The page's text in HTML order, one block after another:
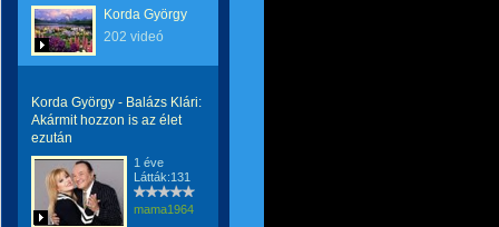
Korda György
202 videó
Korda György - Balázs Klári:
Akármit hozzon is az élet
ezután
1 éve
Látták:131
mama1964